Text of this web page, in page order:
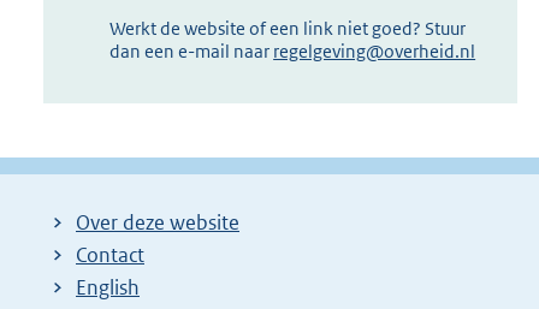
Werkt de website of een link niet goed? Stuur
dan een e-mail naar regelgeving@overheid.nl
Over deze website
Contact
English